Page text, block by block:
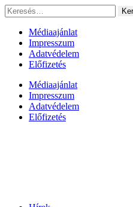
Ugrás
a
tartalomhoz
Keresés:
Médiaajánlat
Impresszum
Adatvédelem
Előfizetés
Médiaajánlat
Impresszum
Adatvédelem
Előfizetés